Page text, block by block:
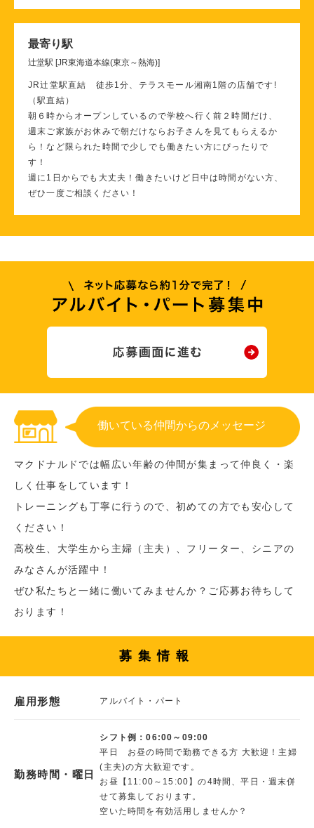
最寄り駅
辻堂駅 [JR東海道本線(東京～熱海)]
JR辻堂駅直結 徒歩1分、テラスモール湘南1階の店舗です!
（駅直結）
朝６時からオープンしているので学校へ行く前２時間だけ、
週末ご家族がお休みで朝だけならお子さんを見てもらえるか
ら！など限られた時間で少しでも働きたい方にぴったりで
す！
週に1日からでも大丈夫！働きたいけど日中は時間がない方、
ぜひ一度ご相談ください！
働いている仲間からのメッセージ
マクドナルドでは幅広い年齢の仲間が集まって仲良く・楽
しく仕事をしています！
トレーニングも丁寧に行うので、初めての方でも安心して
ください！
高校生、大学生から主婦（主夫）、フリーター、シニアの
みなさんが活躍中！
ぜひ私たちと一緒に働いてみませんか？ご応募お待ちして
おります！
募集情報
雇用形態 アルバイト・パート
勤務時間・曜日
シフト例：06:00～09:00
平日 お昼の時間で勤務できる方 大歓迎！主婦
(主夫)の方大歓迎です。
お昼【11:00～15:00】の4時間、平日・週末併
せて募集しております。
空いた時間を有効活用しませんか？